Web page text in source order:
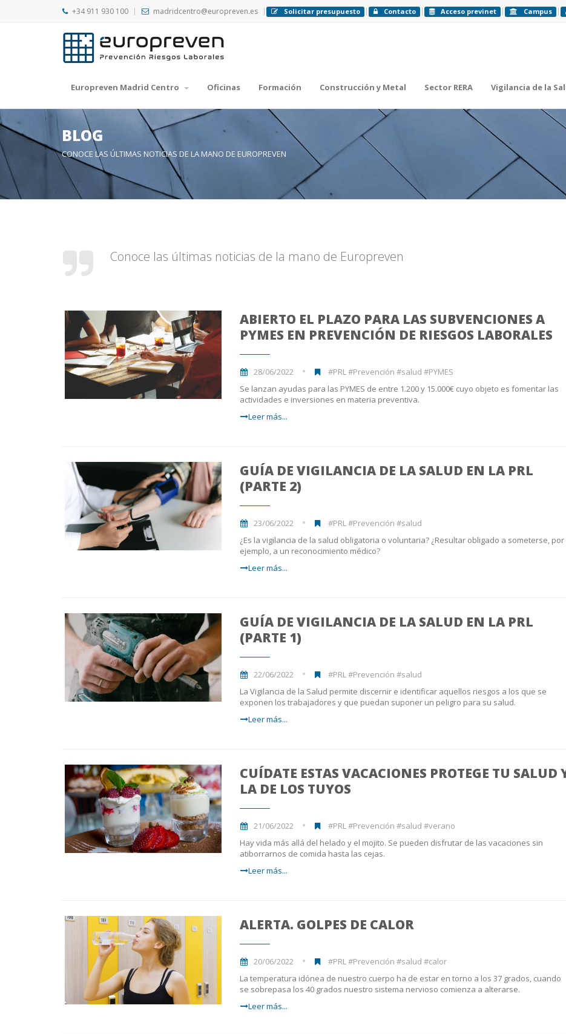
+34 911 930 100 madridcentro@europreven.es Solicitar presupuesto Contacto Acceso previnet Campus
Europreven Madrid Centro Oficinas Formación Construcción y Metal Sector RERA Vigilancia de la
BLOG
CONOCE LAS ÚLTIMAS NOTICIAS DE LA MANO DE EUROPREVEN
Conoce las últimas noticias de la mano de Europreven
ABIERTO EL PLAZO PARA LAS SUBVENCIONES A
PYMES EN PREVENCIÓN DE RIESGOS LABORALES
28/06/2022
#PRL #Prevención #salud #PYMES
Se lanzan ayudas para las PYMES de entre 1.200 y 15.000€ cuyo objeto es fomentar las
actividades e inversiones en materia preventiva.
Leer más...
GUÍA DE VIGILANCIA DE LA SALUD EN LA PRL
(PARTE 2)
23/06/2022
#PRL #Prevención #salud
¿Es la vigilancia de la salud obligatoria o voluntaria? ¿Resultar obligado a someterse, por
ejemplo, a un reconocimiento médico?
Leer más...
GUÍA DE VIGILANCIA DE LA SALUD EN LA PRL
(PARTE 1)
22/06/2022
#PRL #Prevención #salud
La Vigilancia de la Salud permite discernir e identificar aquellos riesgos a los que se
exponen los trabajadores y que puedan suponer un peligro para su salud.
Leer más...
CUÍDATE ESTAS VACACIONES PROTEGE TU SALUD
LA DE LOS TUYOS
21/06/2022
#PRL #Prevención #salud #verano
Hay vida más allá del helado y el mojito. Se pueden disfrutar de las vacaciones sin
atiborrarnos de comida hasta las cejas.
Leer más...
ALERTA. GOLPES DE CALOR
20/06/2022
#PRL #Prevención #salud #calor
La temperatura idónea de nuestro cuerpo ha de estar en torno a los 37 grados, cuando
se sobrepasa los 40 grados nuestro sistema nervioso comienza a alterarse.
Leer más...